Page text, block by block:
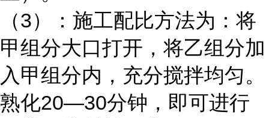
（3）：施工配比方法为：将
甲组分大口打开，将乙组分加
入甲组分内，充分搅拌均匀。
熟化20—30分钟，即可进行